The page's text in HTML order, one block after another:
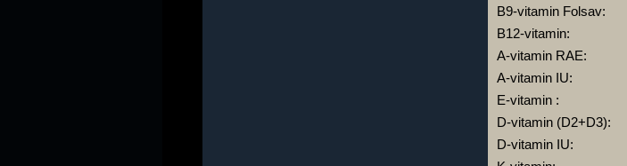
B9-vitamin Folsav:
B12-vitamin:
A-vitamin RAE:
A-vitamin IU:
E-vitamin :
D-vitamin (D2+D3):
D-vitamin IU: